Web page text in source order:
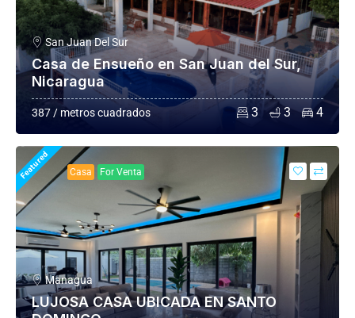
San Juan Del Sur
Casa de Ensueño en San Juan del Sur,
Nicaragua
387 / metros cuadrados 3 3 4
Featured Casa For Venta
Managua
LUJOSA CASA UBICADA EN SANTO